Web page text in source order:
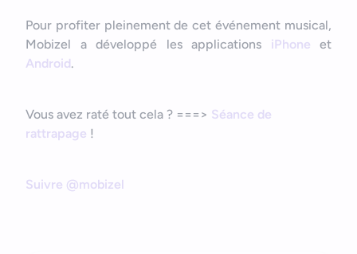
Pour profiter pleinement de cet événement musical,
Mobizel a développé les applications iPhone et
Android.
Vous avez raté tout cela ? ===> Séance de
rattrapage !
Suivre @mobizel